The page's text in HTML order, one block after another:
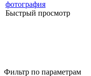
Быстрый просмотр
Фильтр по параметрам